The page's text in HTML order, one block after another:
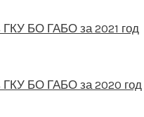
ГКУ БО ГАБО за 2021 год
ГКУ БО ГАБО за 2020 год